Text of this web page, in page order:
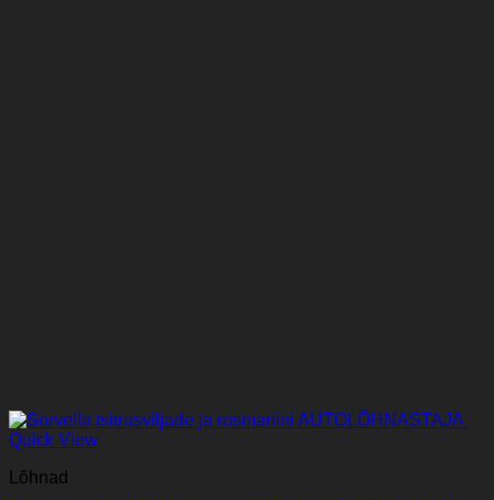
Quick View
Lõhnad